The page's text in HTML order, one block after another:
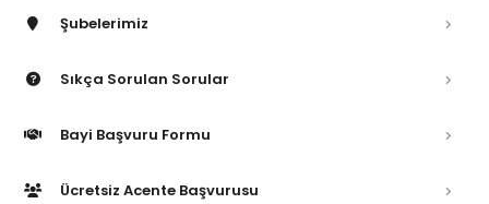
Şubelerimiz
Sıkça Sorulan Sorular
Bayi Başvuru Formu
Ücretsiz Acente Başvurusu